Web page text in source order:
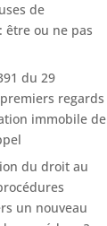
de
être ou ne pas
du 29
regards
immobile de
du droit au
un nouveau